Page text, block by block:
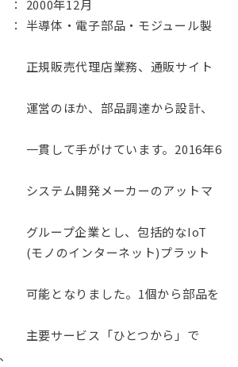
年12月
体・電子部品・モジュール製
理店業務、通販サイト
、部品調達から設計、
がけています。2016年6
発メーカーのアットマ
業とし、包括的なIoT
ターネット)プラット
ました。1個から部品を
ス「ひとつから」で